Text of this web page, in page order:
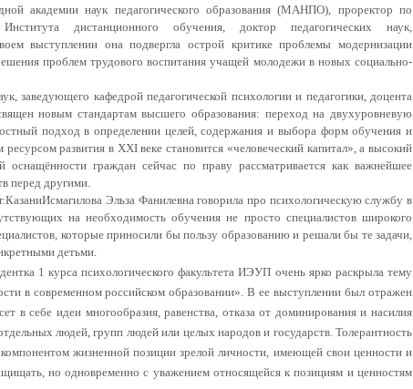
академии наук педагогического образования (МАНПО), проректор по
дистанционного обучения, доктор педагогических наук,
выступлении она подвергла острой критике проблемы модернизации
проблем трудового воспитания учащей молодежи в новых социально-
заведующего кафедрой педагогической психологии и педагогики, доцента
новым стандартам высшего образования: переход на двухуровневую
подход в определении целей, содержания и выбора форм обучения и
развития в XXI веке становится «человеческий капитал», а высокий
оснащённости граждан сейчас по праву рассматривается как важнейшее
перед другими.
Эльза Фанилевна говорила про психологическую службу в
на необходимость обучения не просто специалистов широкого
которые приносили бы пользу образованию и решали бы те задачи,
детьми.
1 курса психологического факультета ИЭУП очень ярко раскрыла тему
в современном российском образовании». В ее выступлении был отражен
в себе идеи многообразия, равенства, отказа от доминирования и насилия
людей, групп людей или целых народов и государств. Толерантность
жизненной позиции зрелой личности, имеющей свои ценности и
но одновременно с уважением относящейся к позициям и ценностям